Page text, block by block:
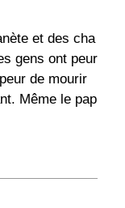
et des cha
gens ont peur
de mourir
Même le pap